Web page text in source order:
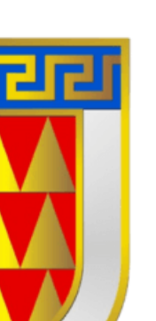
ОДБОР КОИ
ВО ВТОРА
2026